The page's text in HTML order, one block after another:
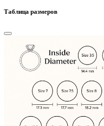
Таблица размеров